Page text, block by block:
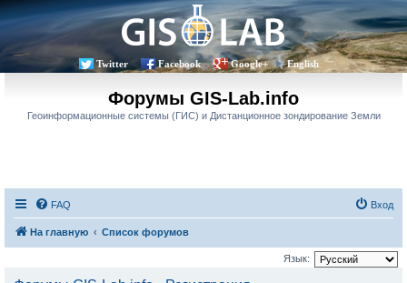
Twitter Facebook Google+ English
Форумы GIS-Lab.info
Геоинформационные системы (ГИС) и Дистанционное зондирование Земли
FAQ Вход
На главную Список форумов
Язык: